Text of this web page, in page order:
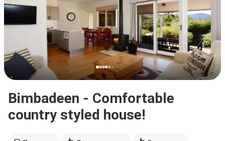
Bimbadeen - Comfortable
country styled house!